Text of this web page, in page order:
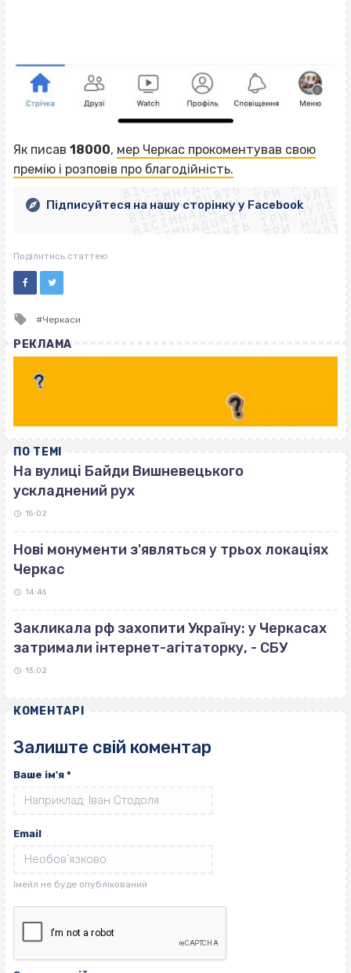
Як писав 18000, мер Черкас прокоментував свою
премію і розповів про благодійність.
ВІСІМНАДЦЯТЬ ТРИ НУЛІ
ВІСІМНАДЦЯТЬ ТРИ НУЛІ
ВІСІМНАДЦЯТЬ ТРИ НУЛІ
ВІСІМНАДЦЯТЬ ТРИ НУЛІ
ВІСІМНАДЦЯТЬ ТРИ НУЛІ
ВІСІМНАДЦЯТЬ ТРИ НУЛІ
ВІСІМНАДЦЯТЬ ТРИ НУЛІ
ВІСІМНАДЦЯТЬ ТРИ НУЛІ
Підписуйтеся на нашу сторінку у Facebook
Поділитись статтею
Tagged
Черкаси
РЕКЛАМА
ПО ТЕМІ
На вулиці Байди Вишневецького
ускладнений рух
15:02
Нові монументи з'являться у трьох локаціях
Черкас
14:46
Закликала рф захопити Україну: у Черкасах
затримали інтернет-агітаторку, - СБУ
13:02
КОМЕНТАРІ
Залиште свій коментар
Ваше ім'я *
Email